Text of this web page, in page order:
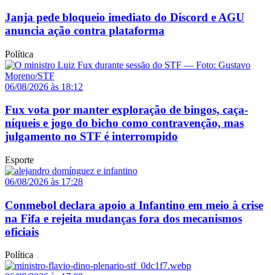
Janja pede bloqueio imediato do Discord e AGU
anuncia ação contra plataforma
Política
06/08/2026 às 18:12
Fux vota por manter exploração de bingos, caça-
níqueis e jogo do bicho como contravenção, mas
julgamento no STF é interrompido
Esporte
06/08/2026 às 17:28
Conmebol declara apoio a Infantino em meio à crise
na Fifa e rejeita mudanças fora dos mecanismos
oficiais
Política